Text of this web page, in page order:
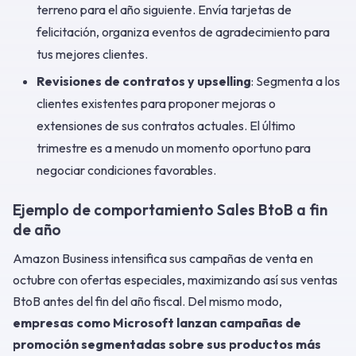
terreno para el año siguiente. Envía tarjetas de
felicitación, organiza eventos de agradecimiento para
tus mejores clientes.
Revisiones de contratos y upselling: Segmenta a los
clientes existentes para proponer mejoras o
extensiones de sus contratos actuales. El último
trimestre es a menudo un momento oportuno para
negociar condiciones favorables.
Ejemplo de comportamiento Sales BtoB a fin
de año
Amazon Business intensifica sus campañas de venta en
octubre con ofertas especiales, maximizando así sus ventas
BtoB antes del fin del año fiscal. Del mismo modo,
empresas como Microsoft lanzan campañas de
promoción segmentadas sobre sus productos más